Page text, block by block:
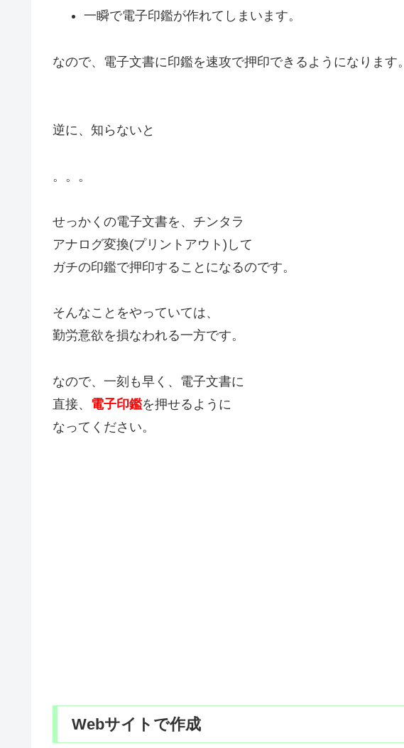
一瞬で電子印鑑が作れてしまいます。
なので、電子文書に印鑑を速攻で押印できるようになります。
逆に、知らないと
。。。
せっかくの電子文書を、チンタラ
アナログ変換(プリントアウト)して
ガチの印鑑で押印することになるのです。
そんなことをやっていては、
勤労意欲を損なわれる一方です。
なので、一刻も早く、電子文書に
直接、 電子印鑑を押せるように
なってください。
Webサイトで作成